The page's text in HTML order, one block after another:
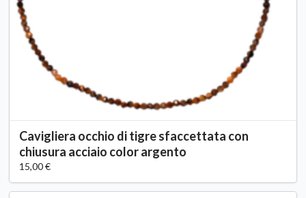
Cavigliera occhio di tigre sfaccettata con
chiusura acciaio color argento
15,00 €